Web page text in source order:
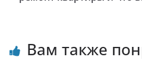
Вам также